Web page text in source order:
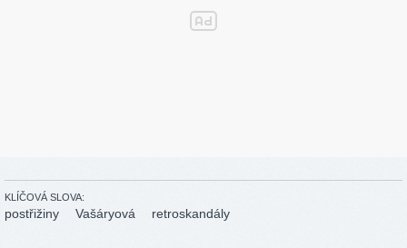
KLÍČOVÁ SLOVA:
postřižiny Vašáryová retroskandály